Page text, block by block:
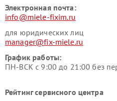
Электронная почта:
info@miele-fixim.ru
для юридических лиц
manager@fix-miele.ru
График работы:
ПН-ВСК с 9:00 до 21:00 без
Рейтинг сервисного центра